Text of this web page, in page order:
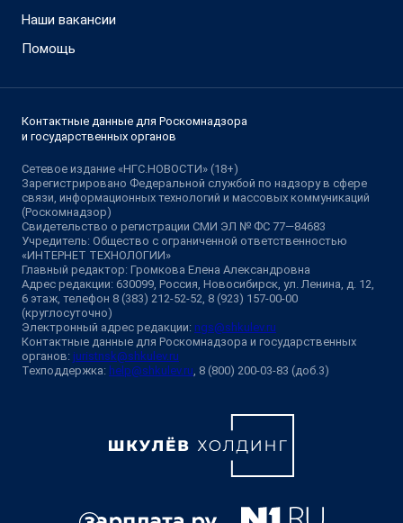
Наши вакансии
Помощь
Контактные данные для Роскомнадзора
и государственных органов
Сетевое издание «НГС.НОВОСТИ» (18+)
Зарегистрировано Федеральной службой по надзору в сфере
связи, информационных технологий и массовых коммуникаций
(Роскомнадзор)
Свидетельство о регистрации СМИ ЭЛ № ФС 77—84683
Учредитель: Общество с ограниченной ответственностью
«ИНТЕРНЕТ ТЕХНОЛОГИИ»
Главный редактор: Громкова Елена Александровна
Адрес редакции: 630099, Россия, Новосибирск, ул. Ленина, д. 12,
6 этаж, телефон 8 (383) 212-52-52, 8 (923) 157-00-00
(круглосуточно)
Электронный адрес редакции: ngs@shkulev.ru
Контактные данные для Роскомнадзора и государственных
органов: juristnsk@shkulev.ru
Техподдержка: help@shkulev.ru, 8 (800) 200-03-83 (доб.3)